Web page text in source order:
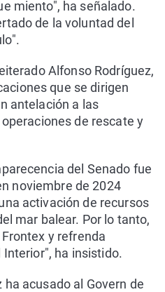
miento", ha señalado.
de la voluntad del
Alfonso Rodríguez,
que se dirigen
antelación a las
de rescate y
del Senado fue
noviembre de 2024
activación de recursos
mar balear. Por lo tanto,
y refrenda
ha insistido.
acusado al Govern de